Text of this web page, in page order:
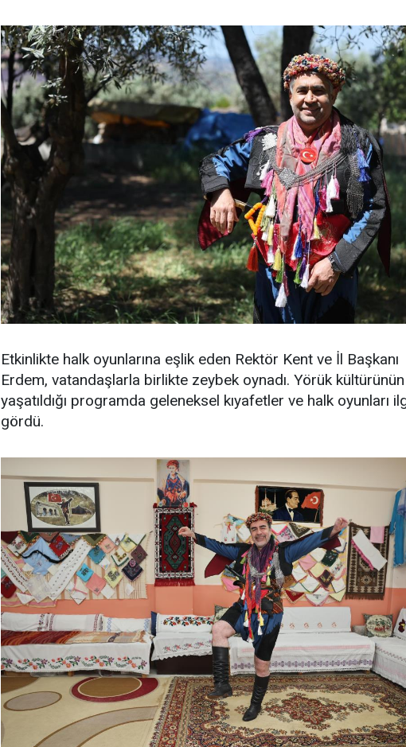
Etkinlikte halk oyunlarına eşlik eden Rektör Kent ve İl Başkanı
Erdem, vatandaşlarla birlikte zeybek oynadı. Yörük kültürünün
yaşatıldığı programda geleneksel kıyafetler ve halk oyunları
gördü.